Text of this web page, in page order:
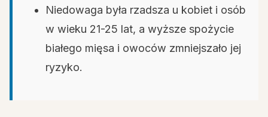
Niedowaga była rzadsza u kobiet i osób
w wieku 21-25 lat, a wyższe spożycie
białego mięsa i owoców zmniejszało jej
ryzyko.